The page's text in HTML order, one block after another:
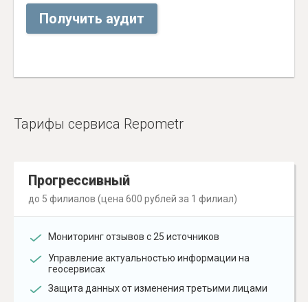
Получить аудит
Тарифы сервиса Repometr
Прогрессивный
до 5 филиалов (цена 600 рублей за 1 филиал)
Мониторинг отзывов с 25 источников
Управление актуальностью информации на
геосервисах
Защита данных от изменения третьими лицами